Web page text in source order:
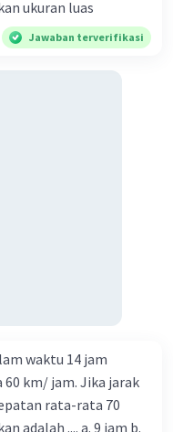
ukuran luas
Jawaban terverifikasi
waktu 14 jam
km/ jam. Jika jarak
rata-rata 70
.... a. 9 jam b.